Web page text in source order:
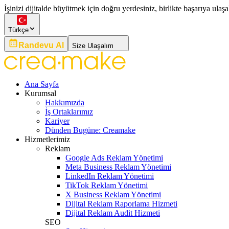
İşinizi dijitalde büyütmek için doğru yerdesiniz, birlikte başarıya
Türkçe
Randevu Al Size Ulaşalım
Ana Sayfa
Kurumsal
Hakkımızda
İş Ortaklarımız
Kariyer
Dünden Bugüne: Creamake
Hizmetlerimiz
Reklam
Google Ads Reklam Yönetimi
Meta Business Reklam Yönetimi
LinkedIn Reklam Yönetimi
TikTok Reklam Yönetimi
X Business Reklam Yönetimi
Dijital Reklam Raporlama Hizmeti
Dijital Reklam Audit Hizmeti
SEO